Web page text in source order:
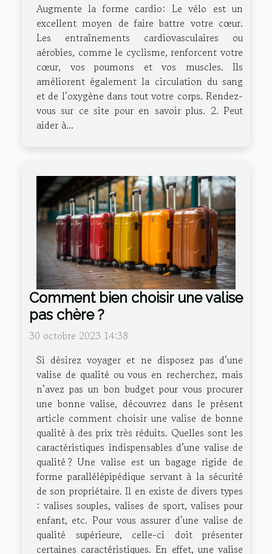
Augmente la forme cardio: Le vélo est un
excellent moyen de faire battre votre cœur.
Les entraînements cardiovasculaires ou
aérobies, comme le cyclisme, renforcent votre
cœur, vos poumons et vos muscles. Ils
améliorent également la circulation du sang
et de l’oxygène dans tout votre corps. Rendez-
vous sur ce site pour en savoir plus. 2. Peut
aider à...
Comment bien choisir une valise
pas chère ?
30 octobre 2023 14:38
Si désirez voyager et ne disposez pas d’une
valise de qualité ou vous en recherchez, mais
n’avez pas un bon budget pour vous procurer
une bonne valise, découvrez dans le présent
article comment choisir une valise de bonne
qualité à des prix très réduits. Quelles sont les
caractéristiques indispensables d’une valise de
qualité ? Une valise est un bagage rigide de
forme parallélépipédique servant à la sécurité
de son propriétaire. Il en existe de divers types
: valises souples, valises de sport, valises pour
enfant, etc. Pour vous assurer d’une valise de
qualité supérieure, celle-ci doit présenter
certaines caractéristiques. En effet, une valise